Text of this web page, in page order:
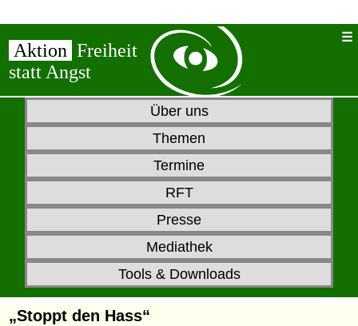
Aktion Freiheit
statt Angst
Über uns
Themen
Termine
RFT
Presse
Mediathek
Tools & Downloads
„Stoppt den Hass“